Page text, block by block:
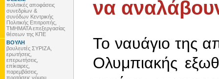
πολιτικές αποφάσεις
συνεδρίων &
συνόδων Κεντρικής
Πολιτικής Επιτροπής,
ΤΜΗΜΑΤΑ επεξεργασίας
θέσεων της ΚΠΕ
ΒΟΥΛΗ
βουλευτές ΣΥΡΙΖΑ,
ερωτήσεις,
επερωτήσεις,
επίκαιρες,
παρεμβάσεις,
προτάσεις νόμου
να
Το ναυάγιο της
Ολυμπιακής